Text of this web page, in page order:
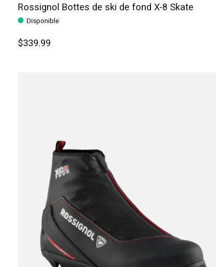
Rossignol Bottes de ski de fond X-8 Skate
Disponible
$339.99